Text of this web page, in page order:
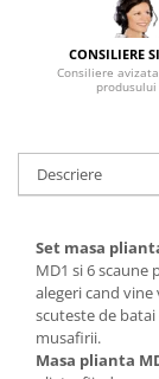
Mese gradinita
Scaune gradinita
Set mese si
Mobila camera
Scaune birou
Paturi copii
Masa si scaune
Seturi comode
CONSILIERE
Consiliere
Descriere
Set masa
MD1 si 6
alegeri cand
scuteste de
musafirii.
Masa plianta